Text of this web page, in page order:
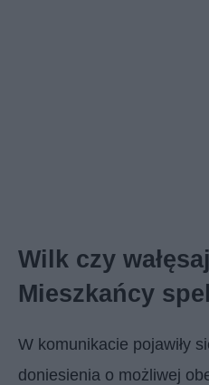
Wilk czy
Mieszkańcy
W komunikacie pojawiły
doniesienia o możliwej